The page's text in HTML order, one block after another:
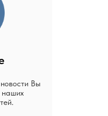
Вы
наших